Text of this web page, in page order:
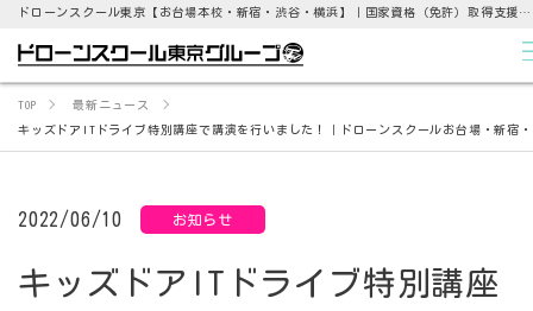
ドローンスクール東京【お台場本校・新宿・渋谷・横浜】｜国家資格（免許）取得支援から点検業務まで
TOP 最新ニュース
キッズドアITドライブ特別講座で講演を行いました！｜ドローンスクールお台場・新宿
2022/06/10 お知らせ
キッズドアITドライブ特別講座